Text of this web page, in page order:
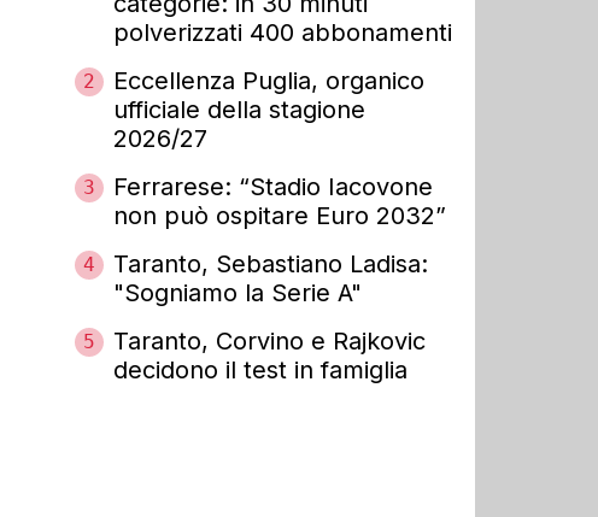
polverizzati 400 abbonamenti
2
Eccellenza Puglia, organico
ufficiale della stagione
2026/27
3
Ferrarese: “Stadio Iacovone
non può ospitare Euro 2032”
4
Taranto, Sebastiano Ladisa:
"Sogniamo la Serie A"
5
Taranto, Corvino e Rajkovic
decidono il test in famiglia